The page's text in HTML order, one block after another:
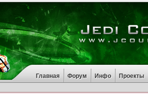
Главная Форум Инфо Проекты